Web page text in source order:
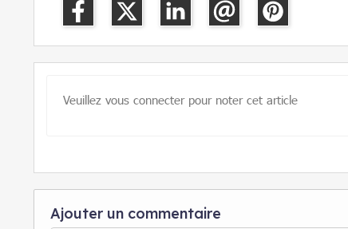
Veuillez vous connecter pour noter cet article
Ajouter un commentaire